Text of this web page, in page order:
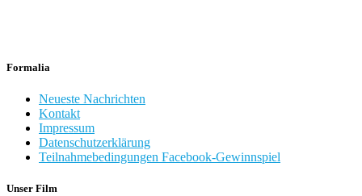
Formalia
Neueste Nachrichten
Kontakt
Impressum
Datenschutzerklärung
Teilnahmebedingungen Facebook-Gewinnspiel
Unser Film